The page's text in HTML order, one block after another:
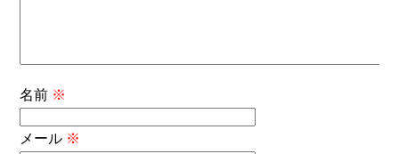
名前 ※
メール ※